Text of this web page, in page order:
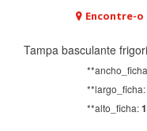
Encontre-o
Tampa basculante
**largo_ficha:
**alto_ficha:
HABILITAR